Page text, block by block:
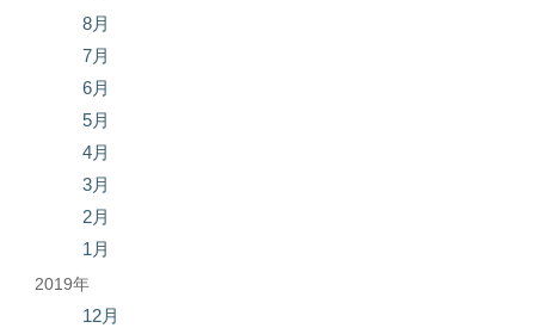
8月
7月
6月
5月
4月
3月
2月
1月
2019年
12月